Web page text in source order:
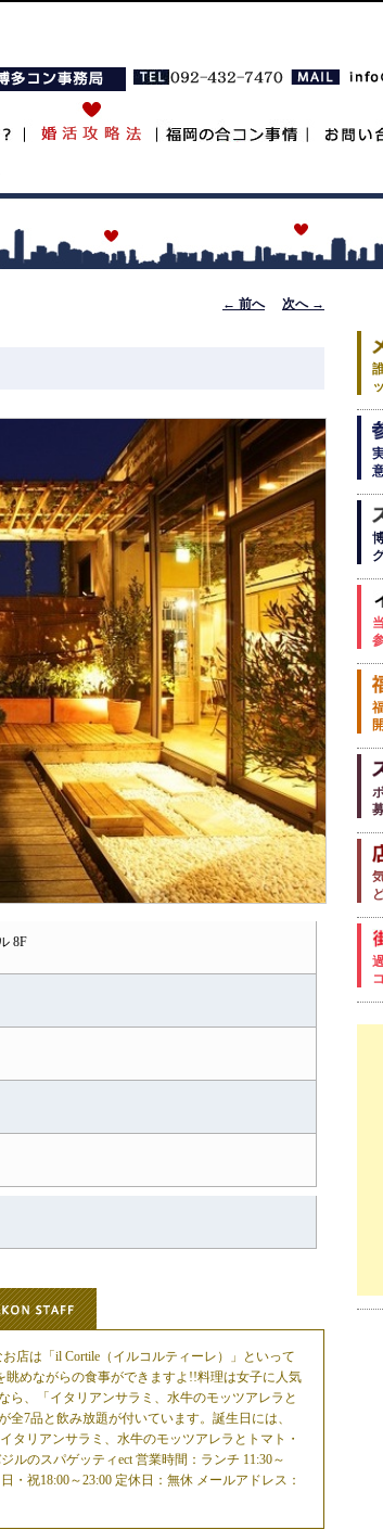
投稿ナビゲ
ーション
← 前へ 次へ →
8F
店は「il Cortile（イルコルティーレ）」といって
めながらの食事ができますよ!!料理は女子に人気
ら、「イタリアンサラミ、水牛のモッツアレラと
7品と飲み放題が付いています。誕生日には、
タリアンサラミ、水牛のモッツアレラとトマト・
のスパゲッティect 営業時間：ランチ 11:30～
・祝18:00～23:00 定休日：無休 メールアドレス：